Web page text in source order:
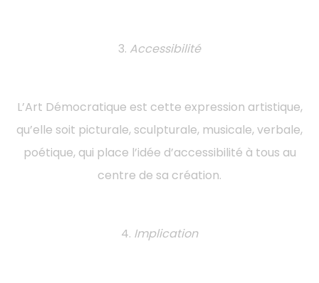
3. Accessibilité
L’Art Démocratique est cette expression artistique,
qu’elle soit picturale, sculpturale, musicale, verbale,
poétique, qui place l’idée d’accessibilité à tous au
centre de sa création.
4. Implication